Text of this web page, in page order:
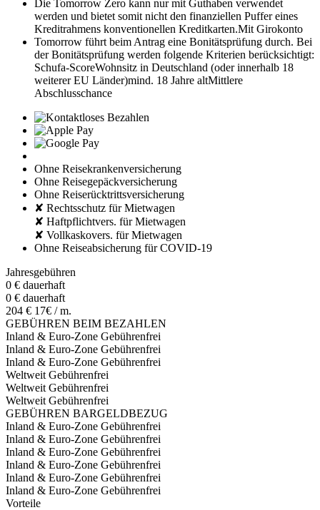
Die Tomorrow Zero kann nur mit Guthaben verwendet
werden und bietet somit nicht den finanziellen Puffer eines
Kreditrahmens konventionellen Kreditkarten.Mit Girokonto
Tomorrow führt beim Antrag eine Bonitätsprüfung durch. Bei
der Bonitätsprüfung werden folgende Kriterien berücksichtigt:
Schufa-ScoreWohnsitz in Deutschland (oder innerhalb 18
weiterer EU Länder)mind. 18 Jahre altMittlere
Abschlusschance
Ohne Reisekrankenversicherung
Ohne Reisegepäckversicherung
Ohne Reiserücktrittsversicherung
✘ Rechtsschutz für Mietwagen
✘ Haftpflichtvers. für Mietwagen
✘ Vollkaskovers. für Mietwagen
Ohne Reiseabsicherung für COVID-19
Jahresgebühren
0 € dauerhaft
0 € dauerhaft
204 € 17€ / m.
GEBÜHREN BEIM BEZAHLEN
Inland & Euro-Zone Gebührenfrei
Inland & Euro-Zone Gebührenfrei
Inland & Euro-Zone Gebührenfrei
Weltweit Gebührenfrei
Weltweit Gebührenfrei
Weltweit Gebührenfrei
GEBÜHREN BARGELDBEZUG
Inland & Euro-Zone Gebührenfrei
Inland & Euro-Zone Gebührenfrei
Inland & Euro-Zone Gebührenfrei
Inland & Euro-Zone Gebührenfrei
Inland & Euro-Zone Gebührenfrei
Inland & Euro-Zone Gebührenfrei
Vorteile